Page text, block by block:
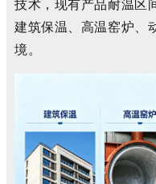
技术，现有产品耐温
建筑保温、高温窑炉、
境。